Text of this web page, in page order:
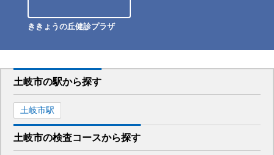
ききょうの丘健診プラザ
土岐市の駅から探す
土岐市駅
土岐市の検査コースから探す